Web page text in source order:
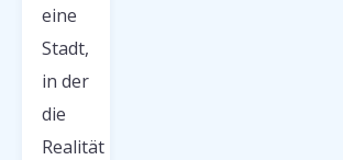
eine
Stadt,
in der
die
Realität